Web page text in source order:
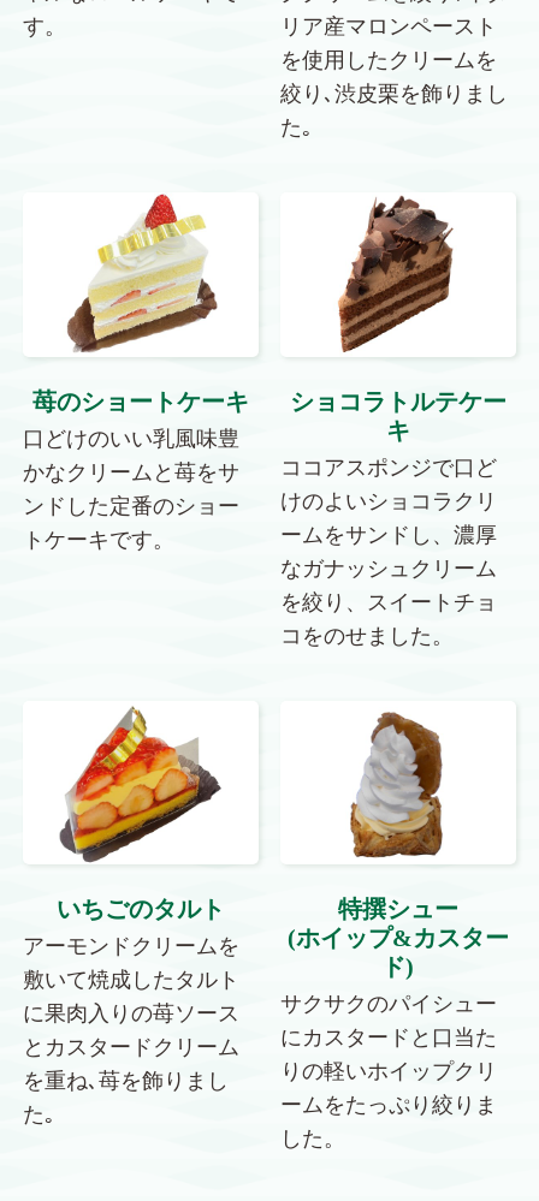
す。
リア産マロンペースト
を使用したクリームを
絞り､渋皮栗を飾りまし
た｡
苺のショートケーキ
口どけのいい乳風味豊
かなクリームと苺をサ
ンドした定番のショー
トケーキです。
ショコラトルテケー
キ
ココアスポンジで口ど
けのよいショコラクリ
ームをサンドし、濃厚
なガナッシュクリーム
を絞り、スイートチョ
コをのせました。
いちごのタルト
アーモンドクリームを
敷いて焼成したタルト
に果肉入りの苺ソース
とカスタードクリーム
を重ね､苺を飾りまし
た｡
特撰シュー
(ホイップ&カスター
ド)
サクサクのパイシュー
にカスタードと口当た
りの軽いホイップクリ
ームをたっぷり絞りま
した。